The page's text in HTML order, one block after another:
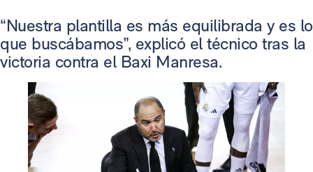
“Nuestra plantilla es más equilibrada y es lo
que buscábamos”, explicó el técnico tras la
victoria contra el Baxi Manresa.